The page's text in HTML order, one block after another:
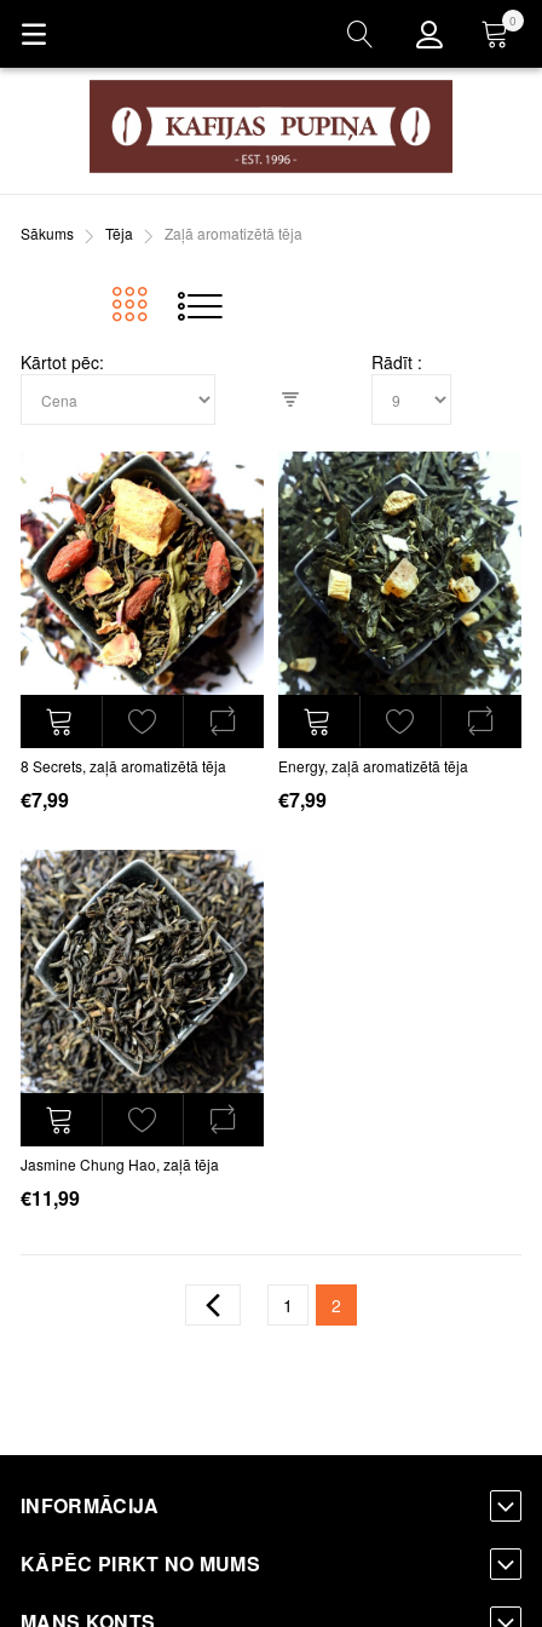
Grozs
0
Sākums Tēja Zaļā aromatizētā tēja
Kārtot pēc Rādīt
8 Secrets, zaļā aromatizētā tēja
€7,99
Energy, zaļā aromatizētā tēja
€7,99
Jasmine Chung Hao, zaļā tēja
€11,99
Lapa Iepriekšējais
Lapa
1 You're currently reading
2
INFORMĀCIJA
KĀPĒC PIRKT NO MUMS